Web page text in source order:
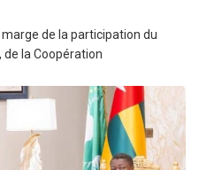
de la participation du
la Coopération